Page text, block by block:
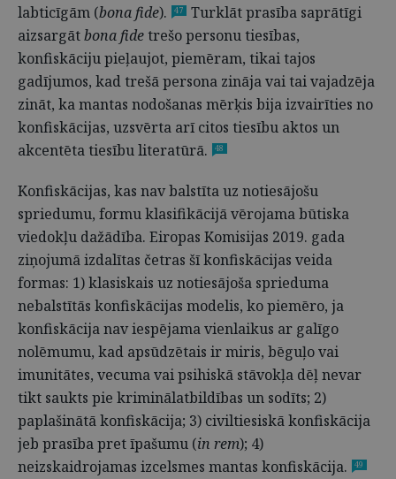
labticīgām (bona fide). 47
Turklāt prasība saprātīgi
aizsargātbona fide trešo personu tiesības,
konfiskāciju pieļaujot, piemēram, tikai tajos
gadījumos, kad trešā persona zināja vai tai vajadzēja
zināt, ka mantas nodošanas mērķis bija izvairīties no
konfiskācijas, uzsvērta arī citos tiesību aktos un
akcentēta tiesību literatūrā.
48
Konfiskācijas, kas nav balstīta uz notiesājošu
spriedumu, formu klasifikācijā vērojama būtiska
viedokļu dažādība. Eiropas Komisijas 2019. gada
ziņojumā izdalītas četras šī konfiskācijas veida
formas: 1) klasiskais uz notiesājoša sprieduma
nebalstītās konfiskācijas modelis, ko piemēro, ja
konfiskācija nav iespējama vienlaikus ar galīgo
nolēmumu, kad apsūdzētais ir miris, bēguļo vai
imunitātes, vecuma vai psihiskā stāvokļa dēļ nevar
tikt saukts pie kriminālatbildības un sodīts; 2)
paplašinātā konfiskācija; 3) civiltiesiskā konfiskācija
jeb prasība pret īpašumu (in rem); 4)
neizskaidrojamas izcelsmes mantas konfiskācija.
49